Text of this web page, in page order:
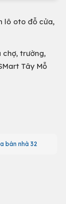
lô oto đỗ cửa,
trường,
Tây Mỗ
bán nhà 32